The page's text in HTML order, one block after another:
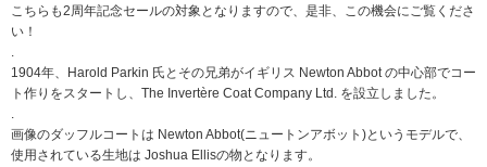
こちらも2周年記念セールの対象となりますので、是非、この機会にご覧くださ
い！
.
1904年、Harold Parkin 氏とその兄弟がイギリス Newton Abbot の中心部でコー
ト作りをスタートし、The Invertère Coat Company Ltd. を設立しました。
.
画像のダッフルコートは Newton Abbot(ニュートンアボット)というモデルで、
使用されている生地は Joshua Ellisの物となります。